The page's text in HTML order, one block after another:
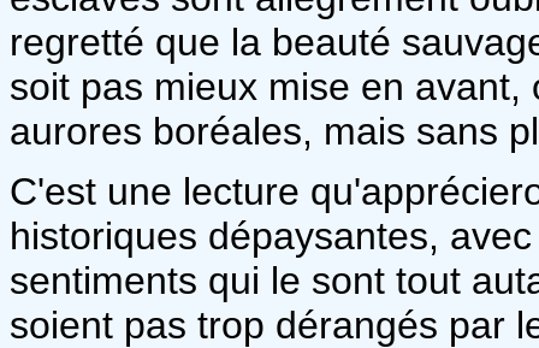
regretté que la beauté
soit pas mieux mise en
aurores boréales, mais sans
C'est une lecture
historiques dépaysantes,
sentiments qui le sont tout
soient pas trop dérangés par